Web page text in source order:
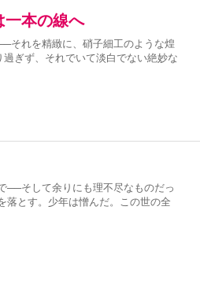
一本の線へ
それを精緻に、硝子細工のような煌
ぎず、それでいて淡白でない絶妙な
──そして余りにも理不尽なものだっ
落とす。少年は憎んだ。この世の全